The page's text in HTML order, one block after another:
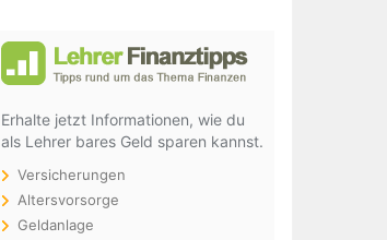
Erhalte jetzt Informationen, wie du
als Lehrer bares Geld sparen kannst.
Versicherungen
Altersvorsorge
Geldanlage